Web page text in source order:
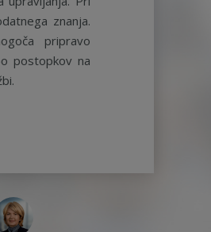
znanja.
pripravo
postopkov na